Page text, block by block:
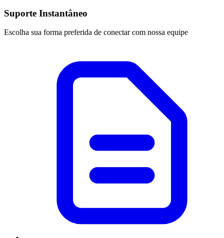
Suporte Instantâneo
Escolha sua forma preferida de conectar com nossa equipe